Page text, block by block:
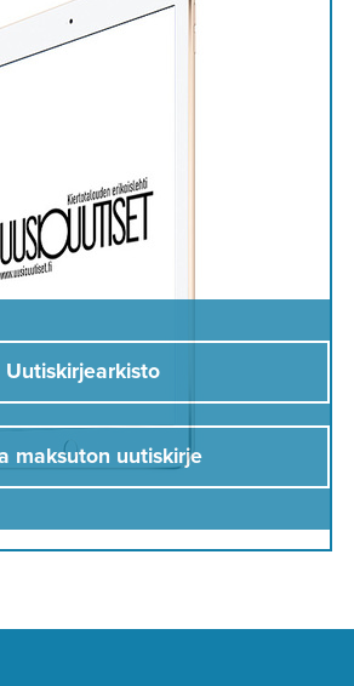
Uutiskirjearkisto
maksuton uutiskirje